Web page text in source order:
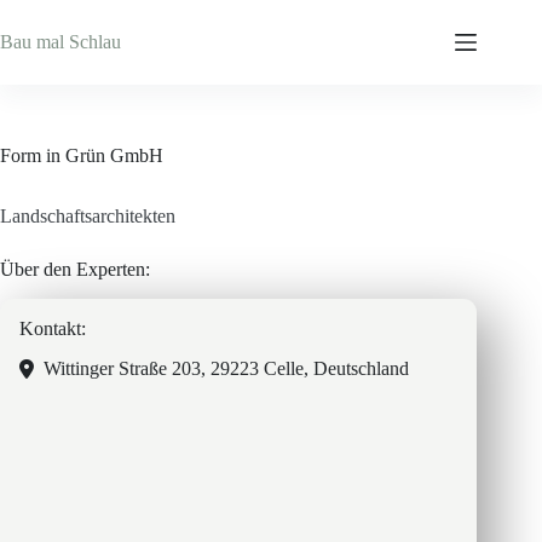
Inhalt
springen
Bau mal Schlau
Form in Grün GmbH
Landschaftsarchitekten
Über den Experten:
Kontakt:
Wittinger Straße 203, 29223 Celle, Deutschland